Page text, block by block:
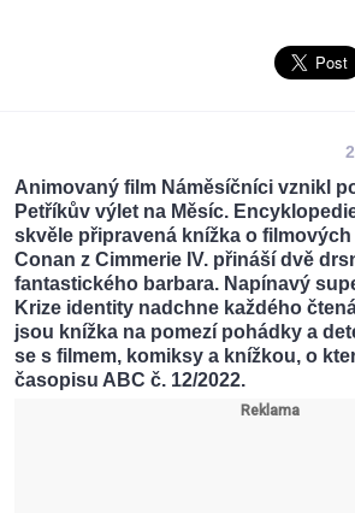
Animovaný film Náměsíčníci vznikl
Petříkův výlet na Měsíc.
skvěle připravená knížka o
Conan z Cimmerie IV. přináší dvě
fantastického barbara. Napínavý
Krize identity nadchne každého
jsou knížka na pomezí pohádky a
se s filmem, komiksy a knížkou, o
časopisu ABC č. 12/2022.